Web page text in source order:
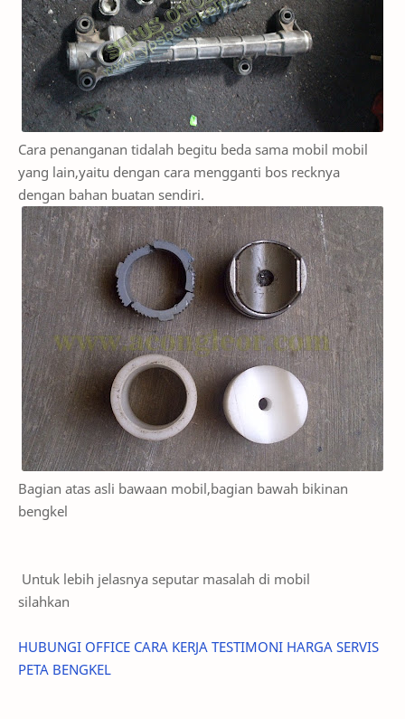
Cara penanganan tidalah begitu beda sama mobil mobil
yang lain,yaitu dengan cara mengganti bos recknya
dengan bahan buatan sendiri.
Bagian atas asli bawaan mobil,bagian bawah bikinan
bengkel
Untuk lebih jelasnya seputar masalah di mobil
silahkan
HUBUNGI OFFICE CARA KERJA TESTIMONI HARGA SERVIS
PETA BENGKEL